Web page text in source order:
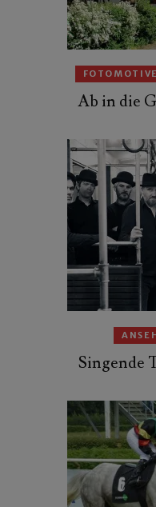
FOTOMOTIVE
Ab in die
Singende